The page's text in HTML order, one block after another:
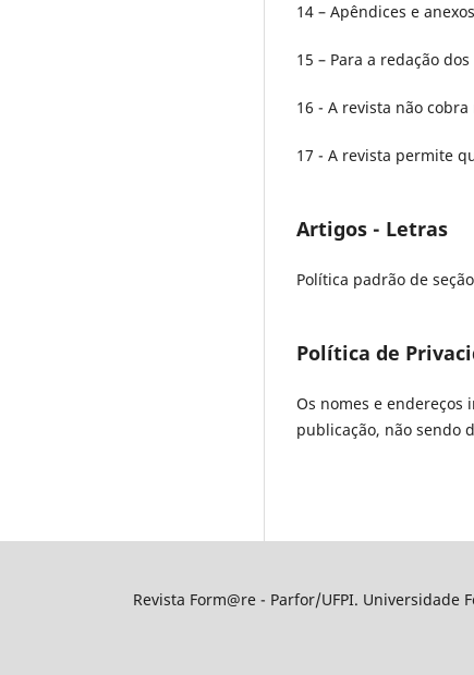
14 – Apêndices e
15 – Para a redação
16 - A revista não
17 - A revista permite
Artigos - Letras
Política padrão de seção
Política de
Os nomes e endereços
publicação, não sendo
Revista Form@re - Parfor/UFPI. Universidade